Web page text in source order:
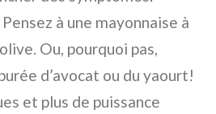
Pensez à une mayonnaise à
Ou, pourquoi pas,
d’avocat ou du yaourt!
et plus de puissance